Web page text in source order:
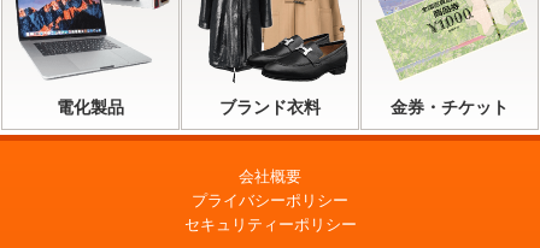
電化製品 ブランド衣料 金券・チケット
会社概要
プライバシーポリシー
セキュリティーポリシー